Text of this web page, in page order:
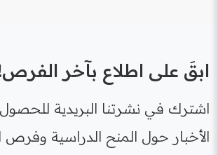
ابقَ على اطلاع بآخر
اشترك في نشرتنا البريدية
الأخبار حول المنح الدراسية وفرص